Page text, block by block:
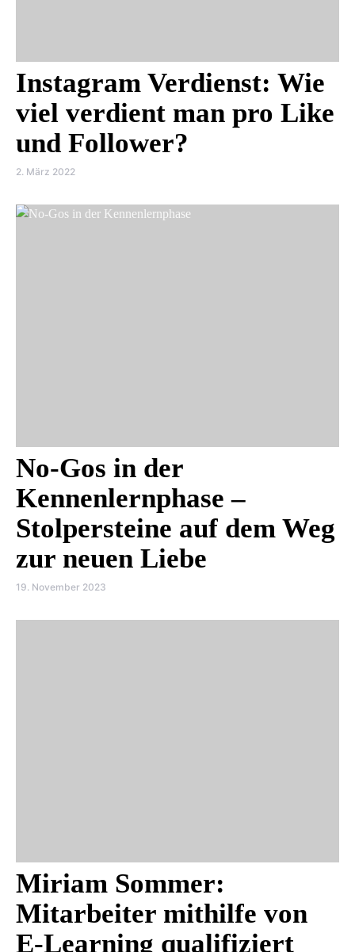
Instagram Verdienst: Wie
viel verdient man pro Like
und Follower?
2. März 2022
No-Gos in der
Kennenlernphase –
Stolpersteine auf dem Weg
zur neuen Liebe
19. November 2023
Miriam Sommer:
Mitarbeiter mithilfe von
E-Learning qualifiziert